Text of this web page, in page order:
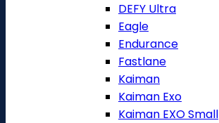
DEFY Ultra
Eagle
Endurance
Fastlane
Kaiman
Kaiman Exo
Kaiman EXO Small